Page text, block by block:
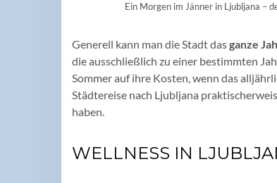
Ein Morgen im Jänner in Ljubljana –
Generell kann man die Stadt dasganze
die ausschließlich zu einer bestimmten
Sommer auf ihre Kosten, wenn das
Städtereise nach Ljubljana
haben.
WELLNESS IN